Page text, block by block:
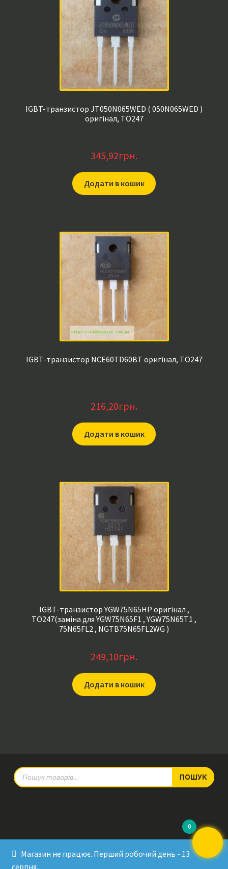
Магазин не працює. Перший робочий день - 13
серпня.
IGBT-транзистор JT050N065WED ( 050N065WED )
оригінал, TO247
345,92грн.
Додати в кошик
IGBT-транзистор NCE60TD60BT оригінал, TO247
216,20грн.
Додати в кошик
IGBT-транзистор YGW75N65HP оригінал ,
TO247(заміна для YGW75N65F1 , YGW75N65T1 ,
75N65FL2 , NGTB75N65FL2WG )
249,10грн.
Додати в кошик
Products
search
ПОШУК
Developed by Sergey Krinitsa
0